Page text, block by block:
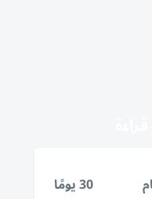
30 يومًا